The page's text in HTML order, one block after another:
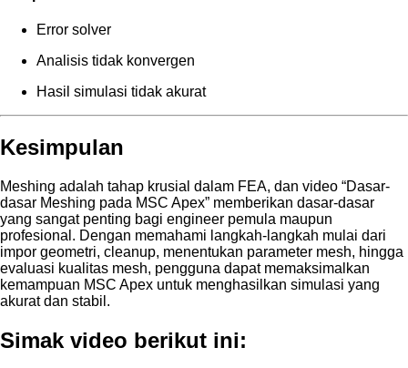
Error solver
Analisis tidak konvergen
Hasil simulasi tidak akurat
Kesimpulan
Meshing adalah tahap krusial dalam FEA, dan video “Dasar-
dasar Meshing pada MSC Apex” memberikan dasar-dasar
yang sangat penting bagi engineer pemula maupun
profesional. Dengan memahami langkah-langkah mulai dari
impor geometri, cleanup, menentukan parameter mesh, hingga
evaluasi kualitas mesh, pengguna dapat memaksimalkan
kemampuan MSC Apex untuk menghasilkan simulasi yang
akurat dan stabil.
Simak video berikut ini: